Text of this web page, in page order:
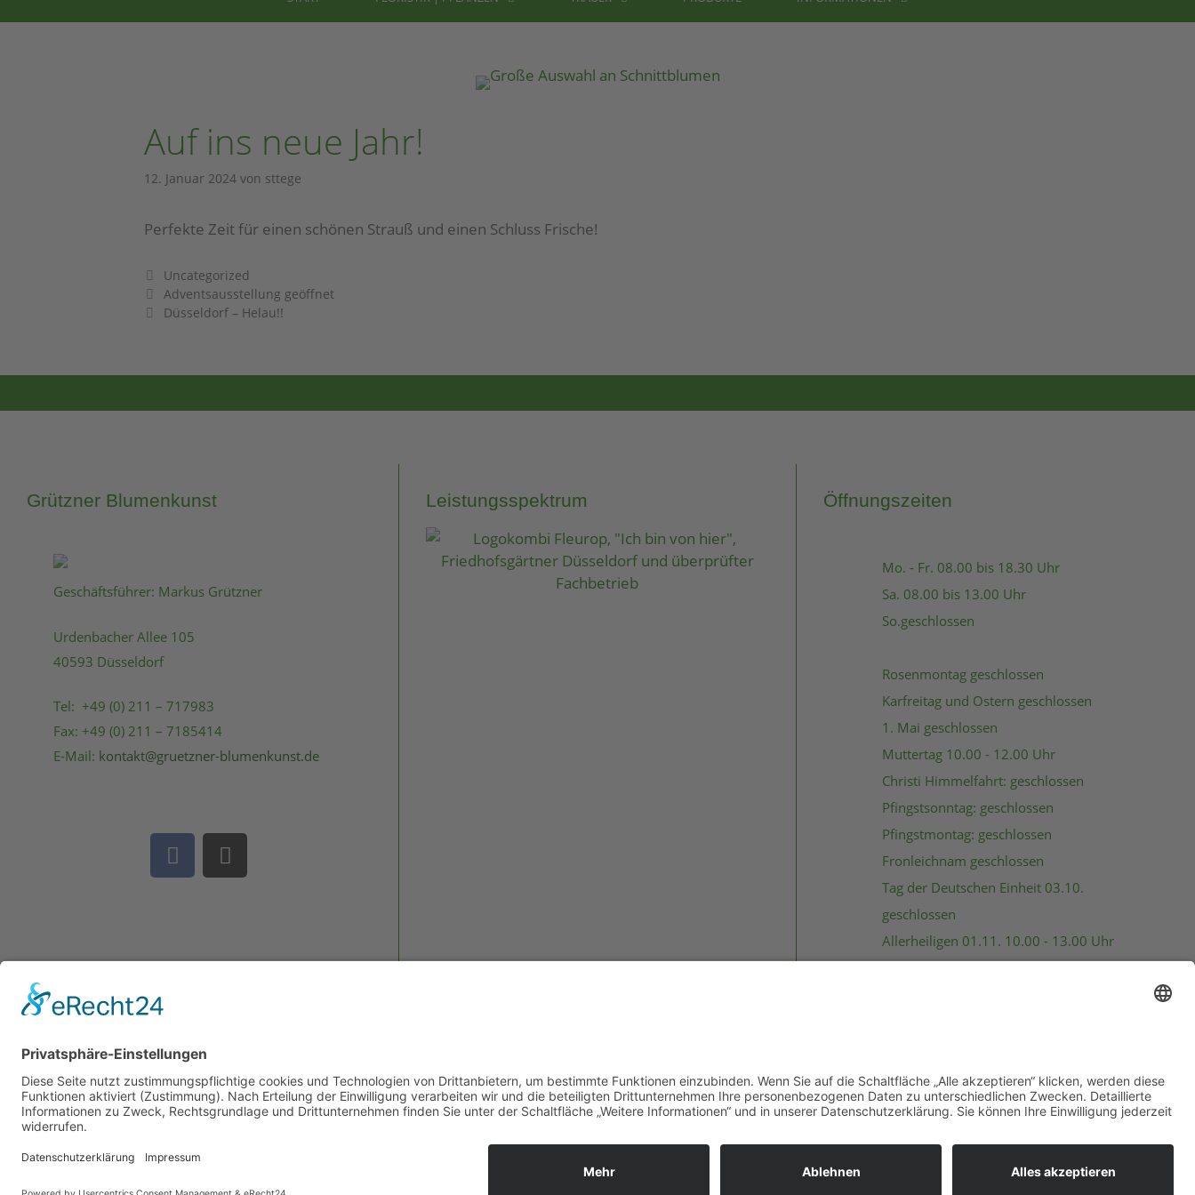
Auf ins neue Jahr!
12. Januar 2024 von sttege
Perfekte Zeit für einen schönen Strauß und einen Schluss Frische!
Uncategorized
Adventsausstellung geöffnet
Düsseldorf – Helau!!
Grützner Blumenkunst
Geschäftsführer: Markus Grützner
Urdenbacher Allee 105
40593 Düsseldorf
Tel: +49 (0) 211 – 717983
Fax: +49 (0) 211 – 7185414
E-Mail: kontakt@gruetzner-blumenkunst.de
Leistungsspektrum Öffnungszeiten
Mo. - Fr. 08.00 bis 18.30 Uhr
Sa. 08.00 bis 13.00 Uhr
So.geschlossen
Rosenmontag geschlossen
Karfreitag und Ostern geschlossen
1. Mai geschlossen
Muttertag 10.00 - 12.00 Uhr
Christi Himmelfahrt: geschlossen
Pfingstsonntag: geschlossen
Pfingstmontag: geschlossen
Fronleichnam geschlossen
Tag der Deutschen Einheit 03.10.
geschlossen
Allerheiligen 01.11. 10.00 - 13.00 Uhr